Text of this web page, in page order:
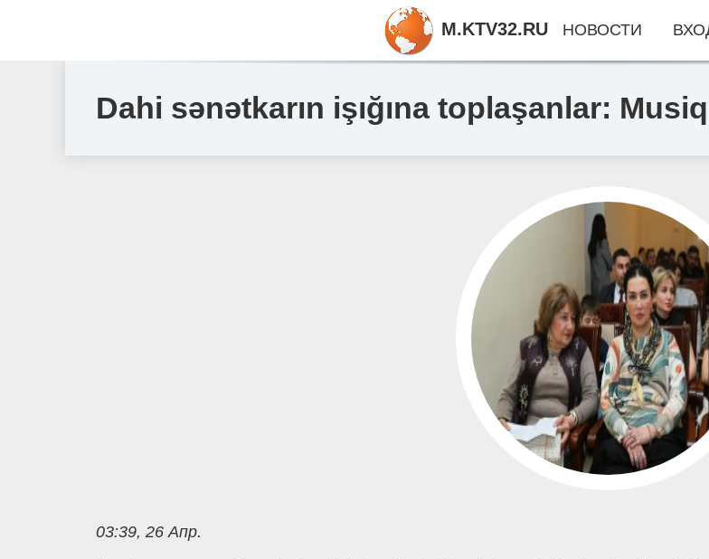
Dahi sənətkarın işığına toplaşanlar:
03:39, 26 Апр.
M.KTV32.RU НОВОСТИ